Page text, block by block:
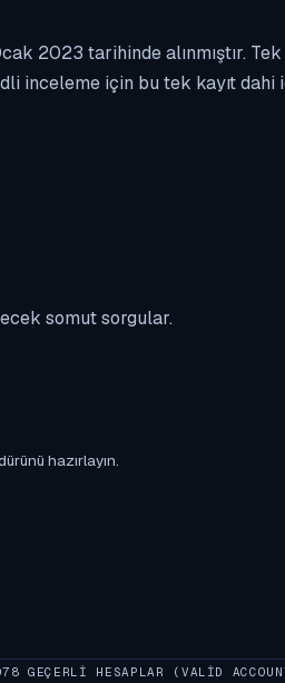
2023 tarihinde alınmıştır.
inceleme için bu tek kayıt dahi
somut sorgular.
hazırlayın.
GEÇERLI HESAPLAR (VALID